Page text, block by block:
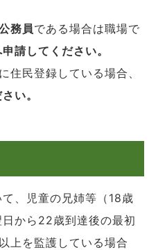
務員である場合は職場で
請してください。
に住民登録している場合、
い。
、児童の兄姉等（18歳
から22歳到達後の最初
上を監護している場合